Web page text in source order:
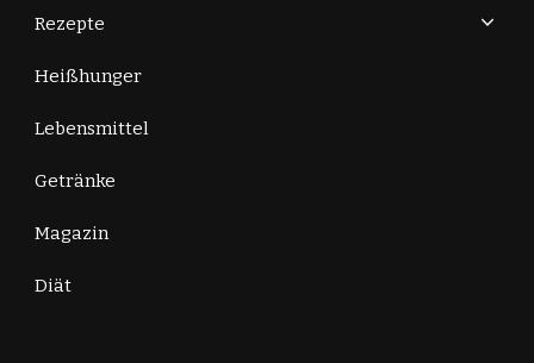
Rezepte
Heißhunger
Lebensmittel
Getränke
Magazin
Diät